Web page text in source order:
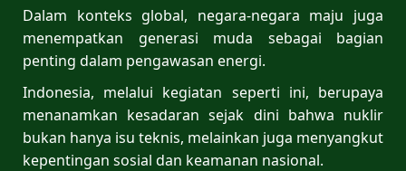
Dalam konteks global, negara-negara maju juga
menempatkan generasi muda sebagai bagian
penting dalam pengawasan energi.
Indonesia, melalui kegiatan seperti ini, berupaya
menanamkan kesadaran sejak dini bahwa nuklir
bukan hanya isu teknis, melainkan juga menyangkut
kepentingan sosial dan keamanan nasional.